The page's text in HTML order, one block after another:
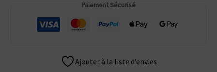
Paiement Sécurisé
Ajouter à la liste d’envies